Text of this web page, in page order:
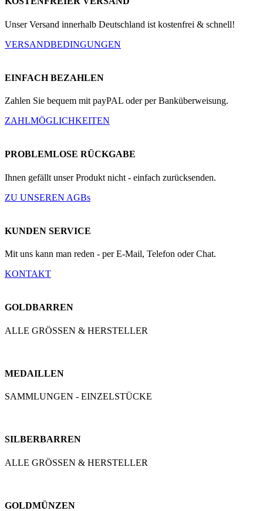
Unser Versand innerhalb Deutschland ist kostenfrei & schnell!
VERSANDBEDINGUNGEN
EINFACH BEZAHLEN
Zahlen Sie bequem mit payPAL oder per Banküberweisung.
ZAHLMÖGLICHKEITEN
PROBLEMLOSE RÜCKGABE
Ihnen gefällt unser Produkt nicht - einfach zurücksenden.
ZU UNSEREN AGBs
KUNDEN SERVICE
Mit uns kann man reden - per E-Mail, Telefon oder Chat.
KONTAKT
GOLDBARREN
ALLE GRÖSSEN & HERSTELLER
MEDAILLEN
SAMMLUNGEN - EINZELSTÜCKE
SILBERBARREN
ALLE GRÖSSEN & HERSTELLER
GOLDMÜNZEN